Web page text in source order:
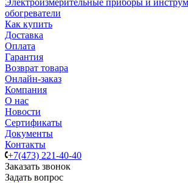
Электроизмерительные приборы и
обогреватели
Как купить
Доставка
Оплата
Гарантия
Возврат товара
Онлайн-заказ
Компания
О нас
Новости
Сертификаты
Документы
Контакты
+7(473) 221-40-40
Заказать звонок
Задать вопрос